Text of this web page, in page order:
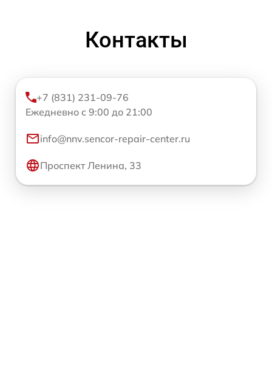
Контакты
+7 (831) 231-09-76
Ежедневно с 9:00 до 21:00
info@nnv.sencor-repair-center.ru
Проспект Ленина, 33